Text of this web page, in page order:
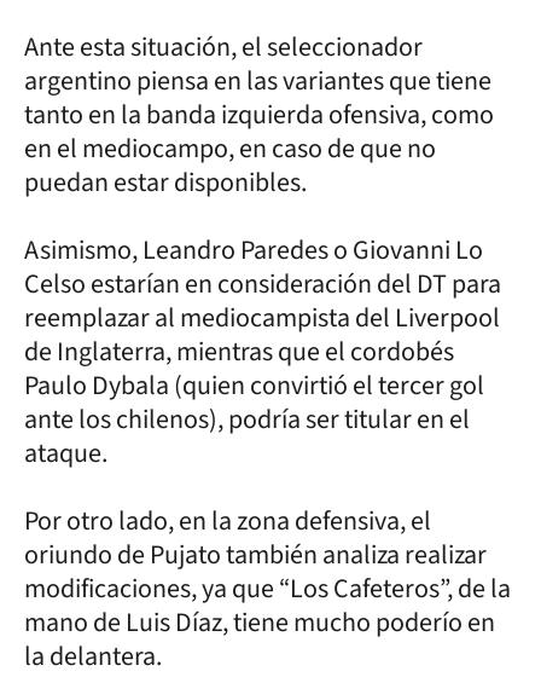
Ante esta situación, el seleccionador
argentino piensa en las variantes que tiene
tanto en la banda izquierda ofensiva, como
en el mediocampo, en caso de que no
puedan estar disponibles.
Asimismo, Leandro Paredes o Giovanni Lo
Celso estarían en consideración del DT para
reemplazar al mediocampista del Liverpool
de Inglaterra, mientras que el cordobés
Paulo Dybala (quien convirtió el tercer gol
ante los chilenos), podría ser titular en el
ataque.
Por otro lado, en la zona defensiva, el
oriundo de Pujato también analiza realizar
modificaciones, ya que “Los Cafeteros”, de la
mano de Luis Díaz, tiene mucho poderío en
la delantera.